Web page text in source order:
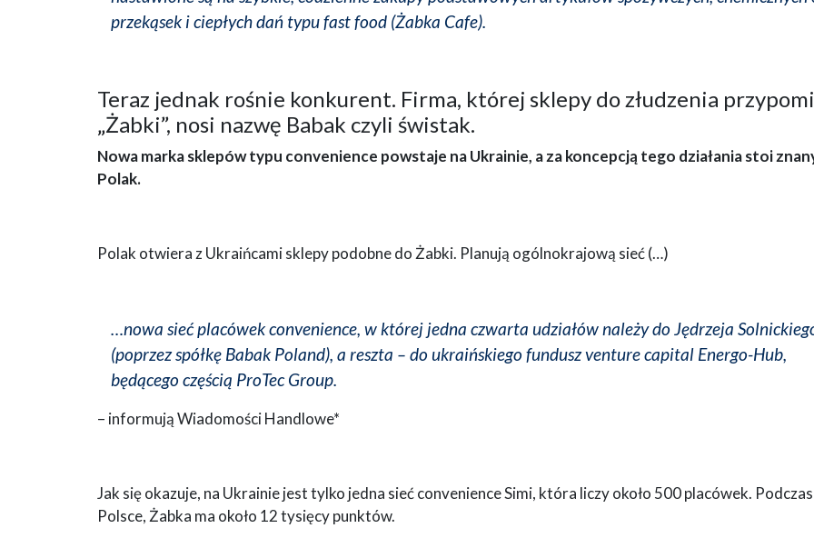
przekąsek i ciepłych dań typu fast food (Żabka Cafe).
Teraz jednak rośnie konkurent. Firma, której sklepy do złudzenia
„Żabki”, nosi nazwę Babak czyli świstak.
Nowa marka sklepów typu convenience powstaje na Ukrainie, a za koncepcją tego działania stoi
Polak.
Polak otwiera z Ukraińcami sklepy podobne do Żabki. Planują ogólnokrajową sieć (…)
…nowa sieć placówek convenience, w której jedna czwarta udziałów należy do Jędrzeja
(poprzez spółkę Babak Poland), a reszta – do ukraińskiego fundusz venture capital Energo-Hub,
będącego częścią ProTec Group.
– informują Wiadomości Handlowe*
Jak się okazuje, na Ukrainie jest tylko jedna sieć convenience Simi, która liczy około 500 placówek.
Polsce, Żabka ma około 12 tysięcy punktów.